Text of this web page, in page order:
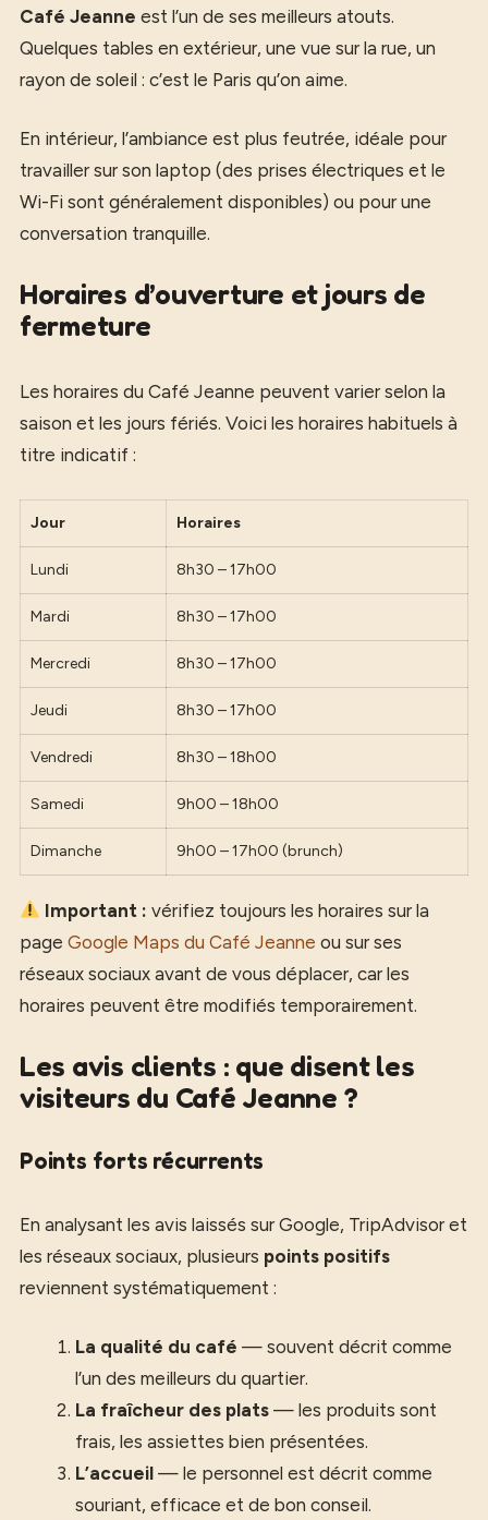
Café Jeanne est l’un de ses meilleurs atouts.
Quelques tables en extérieur, une vue sur la rue, un
rayon de soleil : c’est le Paris qu’on aime.
En intérieur, l’ambiance est plus feutrée, idéale pour
travailler sur son laptop (des prises électriques et le
Wi-Fi sont généralement disponibles) ou pour une
conversation tranquille.
Horaires d’ouverture et jours de
fermeture
Les horaires du Café Jeanne peuvent varier selon la
saison et les jours fériés. Voici les horaires habituels à
titre indicatif :
Jour Horaires
Lundi 8h30 – 17h00
Mardi 8h30 – 17h00
Mercredi 8h30 – 17h00
Jeudi 8h30 – 17h00
Vendredi 8h30 – 18h00
Samedi 9h00 – 18h00
Dimanche 9h00 – 17h00 (brunch)
Important : vérifiez toujours les horaires sur la
page Google Maps du Café Jeanne ou sur ses
réseaux sociaux avant de vous déplacer, car les
horaires peuvent être modifiés temporairement.
Les avis clients : que disent les
visiteurs du Café Jeanne ?
Points forts récurrents
En analysant les avis laissés sur Google, TripAdvisor et
les réseaux sociaux, plusieurs points positifs
reviennent systématiquement :
La qualité du café — souvent décrit comme
l’un des meilleurs du quartier.
La fraîcheur des plats — les produits sont
frais, les assiettes bien présentées.
L’accueil — le personnel est décrit comme
souriant, efficace et de bon conseil.